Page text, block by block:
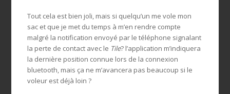
Tout cela est bien joli, mais si quelqu’un me vole mon
sac et que je met du temps à m’en rendre compte
malgré la notification envoyé par le téléphone signalant
la perte de contact avec le Tile? l’application m’indiquera
la dernière position connue lors de la connexion
bluetooth, mais ça ne m’avancera pas beaucoup si le
voleur est déjà loin ?